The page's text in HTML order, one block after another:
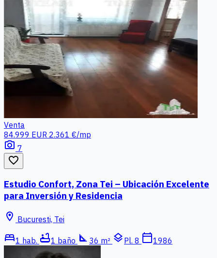
Venta
84.999 EUR 2.361 €/mp
photo_camera 7
favorite_border
Estudio Confort, Zona Tei – Ubicación Excelente
para Inversión y Residencia
location_on Bucuresti, Tei
bed1 hab. bathtub1 baño square_foot 36 m² layers Pl. 8 calendar_today1986